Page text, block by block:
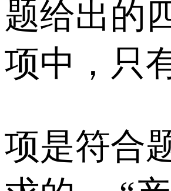
题给出的
项中，只
项是符合